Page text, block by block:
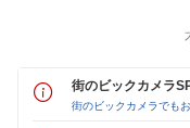
街のビックカメラ
街のビックカメラでも